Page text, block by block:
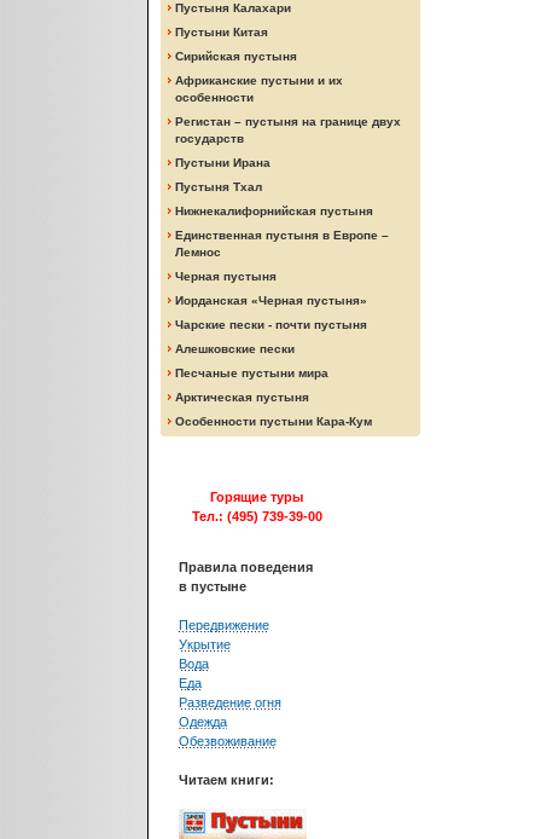
Пустыня Калахари
Пустыни Китая
Сирийская пустыня
Африканские пустыни и их
особенности
Регистан – пустыня на границе двух
государств
Пустыни Ирана
Пустыня Тхал
Нижнекалифорнийская пустыня
Единственная пустыня в Европе –
Лемнос
Черная пустыня
Иорданская «Черная пустыня»
Чарские пески - почти пустыня
Алешковские пески
Песчаные пустыни мира
Арктическая пустыня
Особенности пустыни Кара-Кум
Горящие туры
Тел.: (495) 739-39-00
Правила поведения
в пустыне
Передвижение
Укрытие
Вода
Еда
Разведение огня
Одежда
Обезвоживание
Читаем книги: